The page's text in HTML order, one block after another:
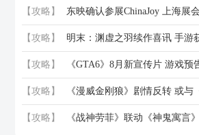
【攻略】 东映确认参展ChinaJoy 上海展
【攻略】
【攻略】 《GTA6》8月新宣传片 游戏预
【攻略】
【攻略】